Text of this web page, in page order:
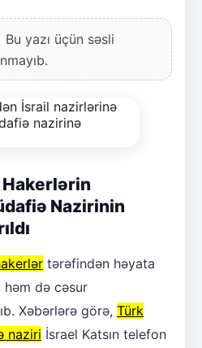
Bu yazı üçün səsli
Nazirinin
tərəfindən həyata
həm də cəsur
Xəbərlərə görə, Türk
naziri İsrael Katsın telefon